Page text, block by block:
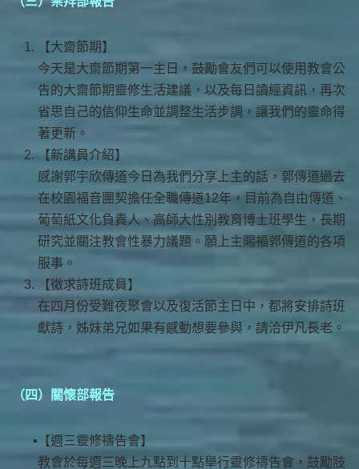
【大齋節期】
今天是大齋節期第一主日，鼓勵會友們可以使用教會公
告的大齋節期靈修生活建議，以及每日讀經資訊，再次
省思自己的信仰生命並調整生活步調，讓我們的靈命得
著更新。
【新講員介紹】
感謝郭宇欣傳道今日為我們分享上主的話，郭傳道過去
在校園福音團契擔任全職傳道12年，目前為自由傳道、
葡萄紙文化負責人、高師大性別教育博士班學生，長期
研究並關注教會性暴力議題。願上主賜福郭傳道的各項
服事。
【徵求詩班成員】
在四月份受難夜聚會以及復活節主日中，都將安排詩班
獻詩，姊妹弟兄如果有感動想要參與，請洽伊凡長老。
（ 四）關懷部報告
【週三靈修禱告會】
教會於每週三晚上九點到十點舉行靈修禱告會，鼓勵肢